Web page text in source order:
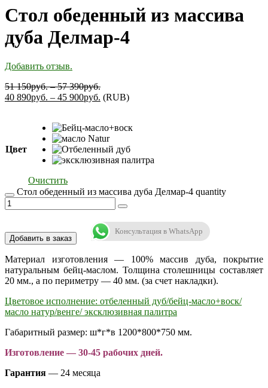
Стол обеденный из массива
дуба Делмар-4
Добавить отзыв.
51 150руб.–57 390руб.
40 890руб. – 45 900руб. (RUB)
Цвет
Очистить
Стол обеденный из массива дуба Делмар-4 quantity
Добавить в заказ
Консультация в WhatsApp
Материал изготовления — 100% массив дуба, покрытие
натуральным бейц-маслом. Толщина столешницы составляет
20 мм., а по периметру — 40 мм. (за счет накладки).
Цветовое исполнение: отбеленный дуб/бейц-масло+воск/
масло натур/венге/ эксклюзивная палитра
Габаритный размер: ш*г*в 1200*800*750 мм.
Изготовление — 30-45 рабочих дней.
Гарантия — 24 месяца